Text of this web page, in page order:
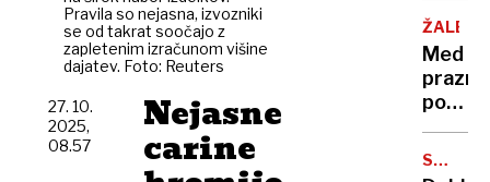
Pravila so nejasna, izvozniki
se od takrat soočajo z
zapletenim izračunom višine
dajatev. Foto: Reuters
Nejasne
carine
27. 10.
2025,
08.57
ŽALE
Med
režim
na
SPOLNO